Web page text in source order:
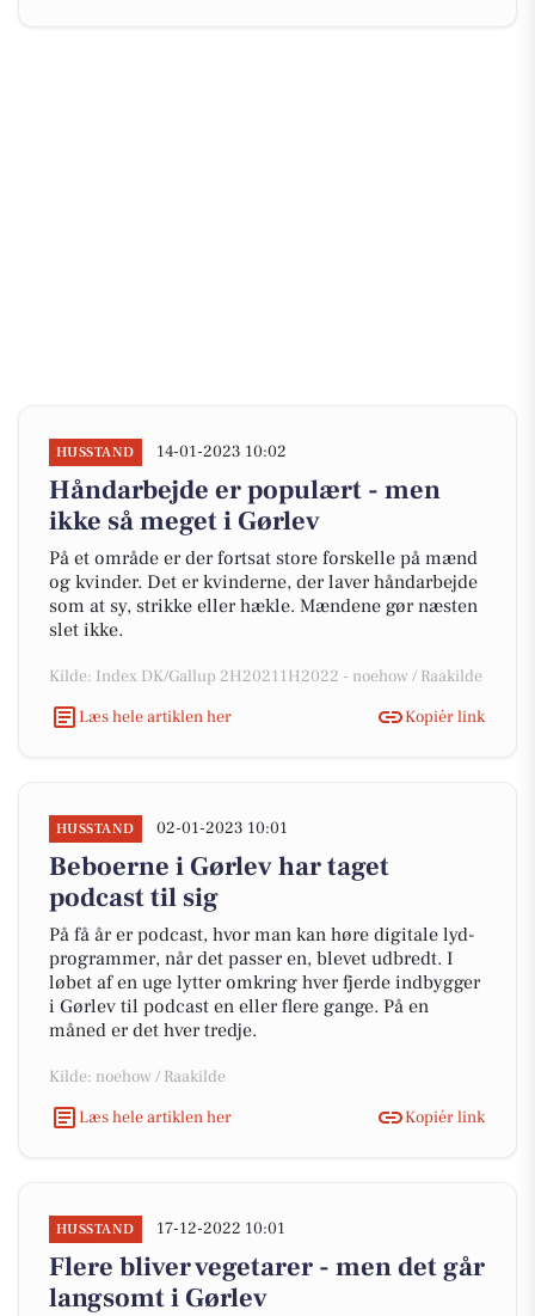
HUSSTAND 14-01-2023 10:02
Håndarbejde er populært - men
ikke så meget i Gørlev
På et område er der fortsat store forskelle på mænd
og kvinder. Det er kvinderne, der laver håndarbejde
som at sy, strikke eller hækle. Mændene gør næsten
slet ikke.
Kilde: Index DK/Gallup 2H20211H2022 - noehow / Raakilde
Læs hele artiklen her
Kopiér link
HUSSTAND 02-01-2023 10:01
Beboerne i Gørlev har taget
podcast til sig
På få år er podcast, hvor man kan høre digitale lyd-
programmer, når det passer en, blevet udbredt. I
løbet af en uge lytter omkring hver fjerde indbygger
i Gørlev til podcast en eller flere gange. På en
måned er det hver tredje.
Kilde: noehow / Raakilde
Læs hele artiklen her
Kopiér link
HUSSTAND 17-12-2022 10:01
Flere bliver vegetarer - men det går
langsomt i Gørlev